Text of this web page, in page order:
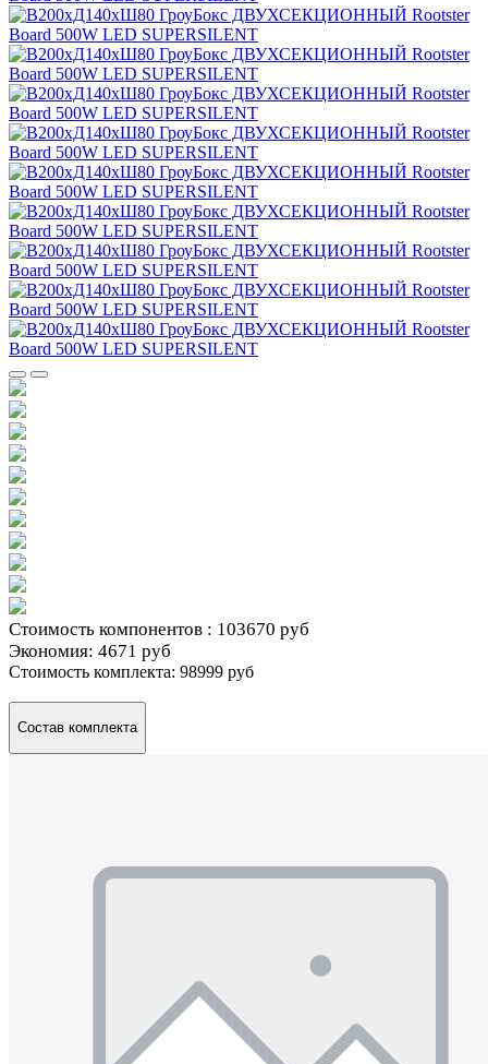
Стоимость компонентов : 103670 руб
Экономия: 4671 руб
Стоимость комплекта: 98999 руб
Состав комплекта